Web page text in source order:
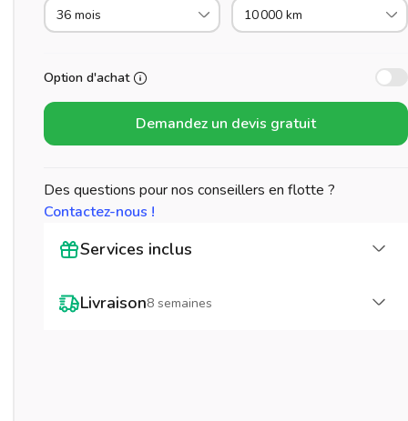
36 mois 10 000 km
Option d'achat
Demandez un devis gratuit
Des questions pour nos conseillers en flotte ?
Contactez-nous !
Services inclus
Livraison8 semaines